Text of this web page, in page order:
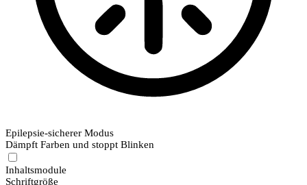
Epilepsie-sicherer Modus
Dämpft Farben und stoppt Blinken
Inhaltsmodule
Schriftgröße